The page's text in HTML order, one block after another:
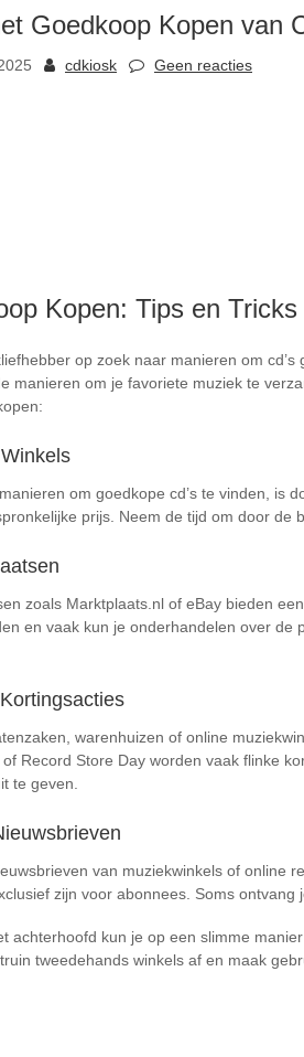
Goedkoop Kopen van
cdkiosk Geen reacties
Kopen: Tips en Tricks
op zoek naar manieren om
manieren om je favoriete muziek te
om goedkope cd’s te vinden, is
prijs. Neem de tijd om door de
zoals Marktplaats.nl of eBay bieden
en vaak kun je onderhandelen over
warenhuizen of online
Record Store Day worden vaak flinke
te geven.
van muziekwinkels of online
zijn voor abonnees. Soms
achterhoofd kun je op een slimme
tweedehands winkels af en maak